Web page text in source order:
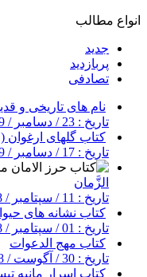
انواع مطالب
جدید
پربازدید
تصادفی
نام های تاریخی و
تاریخ : 23 / دسامبر / 2019
کتاب گلهای ارغوان
تاریخ : 17 / دسامبر / 2019
الزَّمان
تاریخ : 11 / سپتامبر / 2018
کتاب نشانه های
تاریخ : 01 / سپتامبر / 2018
کتاب مهج الدعوات
تاریخ : 30 / آگوست / 2018
کتاب اسرار مانیه